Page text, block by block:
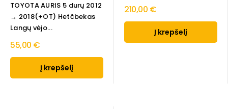
TOYOTA AURIS 5 durų 2012
→ 2018(+OT) Hetčbekas
Langų vėjo...
55,00 €
Į krepšelį
210,00 €
Į krepšelį